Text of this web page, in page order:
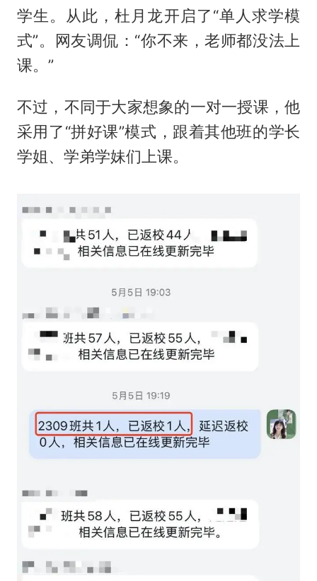
学生。从此，杜月龙开启了“单人求学模
式”。网友调侃：“你不来，老师都没法上
课。”
不过，不同于大家想象的一对一授课，他
采用了“拼好课”模式，跟着其他班的学长
学姐、学弟学妹们上课。